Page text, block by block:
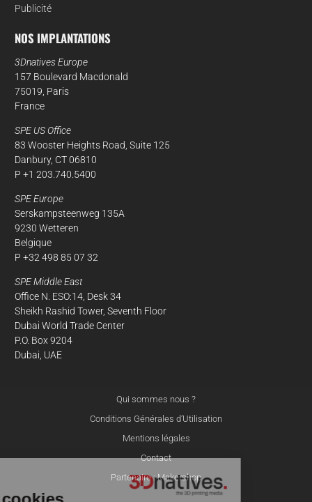
Publicité
NOS IMPLANTATIONS
3Dnatives Europe
157 Boulevard Macdonald
75019, Paris
France
SPE US Office
83 Wooster Heights Road, Suite 125
Danbury, CT 06810
P +1 203.740.5400
SPE Europe
Serskampsteenweg 135A
9230 Wetteren
Belgique
P +32 498 85 07 32
SPE Middle East
Office N. ESO:14, Desk 34
Sheikh Rashid Tower, Seventh Floor
Dubai World Trade Center
P.O. Box 9204
Dubai, UAE
Qui sommes nous ?
Conditions Générales d’Utilisation
Mentions légales
Contact
Partenaire : Makershop